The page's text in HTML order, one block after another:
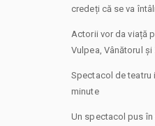
credeți că se va
Actorii vor da viață
Vulpea, Vânătorul și
Spectacol de teatru
minute
Un spectacol pus în